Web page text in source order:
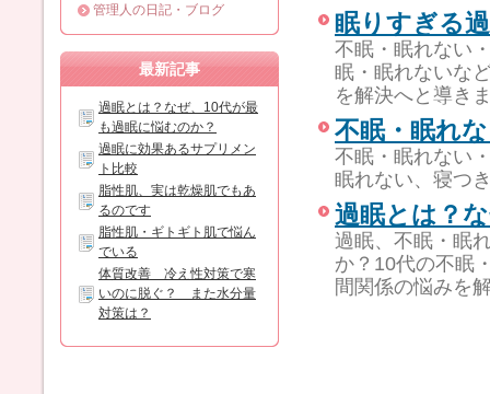
眠りすぎる
不眠・眠れない
眠・眠れないな
を解決へと導き
不眠・眠れ
不眠・眠れない
眠れない、寝つ
過眠とは？
過眠、不眠・眠
か？10代の不眠
間関係の悩みを
管理人の日記・ブログ
最新記事
過眠とは？なぜ、10代が最
も過眠に悩むのか？
過眠に効果あるサプリメン
ト比較
脂性肌、実は乾燥肌でもあ
るのです
脂性肌・ギトギト肌で悩ん
でいる
体質改善 冷え性対策で寒
いのに脱ぐ？ また水分量
対策は？